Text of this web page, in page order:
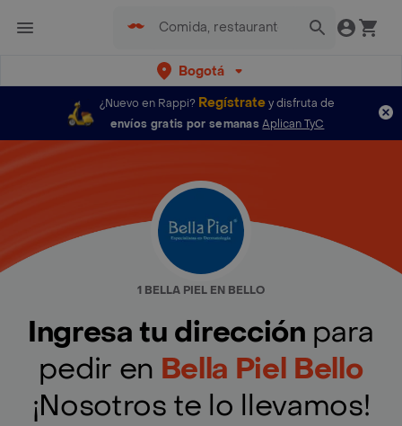
Bogotá
¿Nuevo en Rappi? Regístratey disfruta de
envíos gratis por semanas Aplican TyC
1 BELLA PIEL EN BELLO
Ingresa tu dirección para
pedir en Bella Piel Bello
¡Nosotros te lo llevamos!